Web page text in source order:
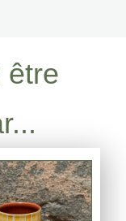
être